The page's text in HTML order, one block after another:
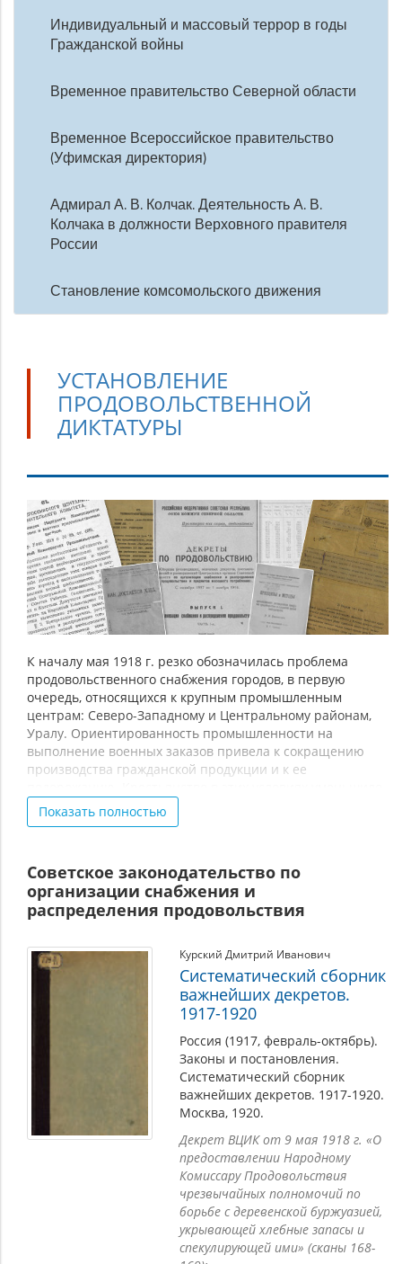
Индивидуальный и массовый террор в годы
Гражданской войны
Временное правительство Северной области
Временное Всероссийское правительство
(Уфимская директория)
Адмирал А. В. Колчак. Деятельность А. В.
Колчака в должности Верховного правителя
России
Становление комсомольского движения
УСТАНОВЛЕНИЕ
ПРОДОВОЛЬСТВЕННОЙ
ДИКТАТУРЫ
Установление
продовольственной
диктатуры
К началу мая 1918 г. резко обозначилась проблема
продовольственного снабжения городов, в первую
очередь, относящихся к крупным промышленным
центрам: Северо-Западному и Центральному районам,
Уралу. Ориентированность промышленности на
выполнение военных заказов привела к сокращению
производства гражданской продукции и к ее
сдачу зерна государству по твердым ценам, принцип
которых был установлен еще в 1915 г., поскольку
обменивали на деньги или ценные товары
продовольствие в деревнях для собственного
потребления или для продажи на рынке. Советское
законодательно преследовало. Уменьшение поставок
хлеба из деревни вкупе с оккупацией Германией
хлебородной Украины вызвало резкое падение
централизованных заготовок зерна: в декабре 1917 г.
показатели составили 136 тыс. т., в январе 1918 г. – 46
тыс. т., в апреле – 38 тыс. т.
В марте 1918 г. Советское правительство предприняло
попытку решить продовольственную проблему путем
налаживания с деревней товарообмена. Однако эта
политика потерпела неудачу по причине нехватки
фонда гражданских товаров и слабости местного
аппарата управления, который должен был
контролировать этот процесс. Ставший реальностью в
городах голод вынудил большевиков усилить меры
внеэкономического характера, получившие название
продовольственной диктатуры.
9 мая был одобрен, а 13 мая вступил в силу декрет «О
Показать полностью
Советское законодательство по
организации снабжения и
распределения продовольствия
Курский Дмитрий Иванович
Систематический сборник
важнейших декретов.
1917-1920
Россия (1917, февраль-октябрь).
Законы и постановления.
Систематический сборник
важнейших декретов. 1917-1920.
Москва, 1920.
Декрет ВЦИК от 9 мая 1918 г. «О
предоставлении Народному
Комиссару Продовольствия
чрезвычайных полномочий по
борьбе с деревенской буржуазией,
укрывающей хлебные запасы и
спекулирующей ими» (сканы 168-